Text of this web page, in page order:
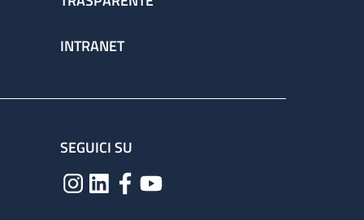
INTRANET
SEGUICI SU